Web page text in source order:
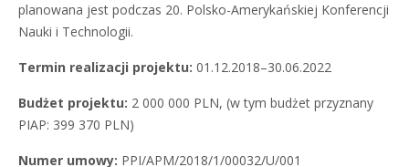
planowana jest podczas 20. Polsko-Amerykańskiej Konferencji
Nauki i Technologii.
Termin realizacji projektu: 01.12.2018–30.06.2022
Budżet projektu: 2 000 000 PLN, (w tym budżet przyznany
PIAP: 399 370 PLN)
Numer umowy: PPI/APM/2018/1/00032/U/001